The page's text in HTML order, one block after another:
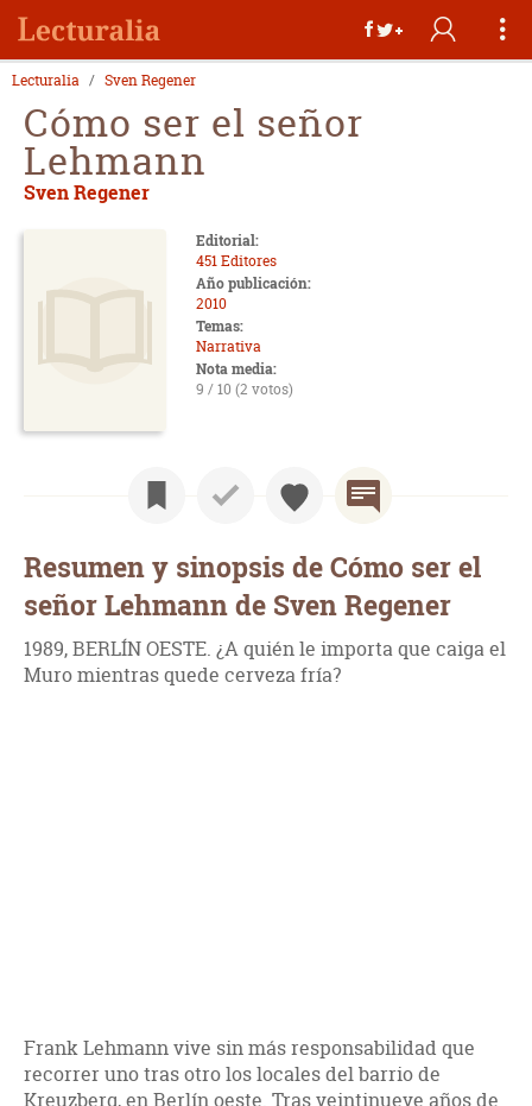
Lecturalia Sven Regener
Cómo ser el señor
Lehmann
Sven Regener
Editorial:
451 Editores
Año publicación:
2010
Temas:
Narrativa
Nota media:
9 / 10 (2 votos)
Resumen y sinopsis de Cómo ser el
señor Lehmann de Sven Regener
1989, BERLÍN OESTE. ¿A quién le importa que caiga el
Muro mientras quede cerveza fría?
Frank Lehmann vive sin más responsabilidad que
recorrer uno tras otro los locales del barrio de
Kreuzberg, en Berlín oeste. Tras veintinueve años de